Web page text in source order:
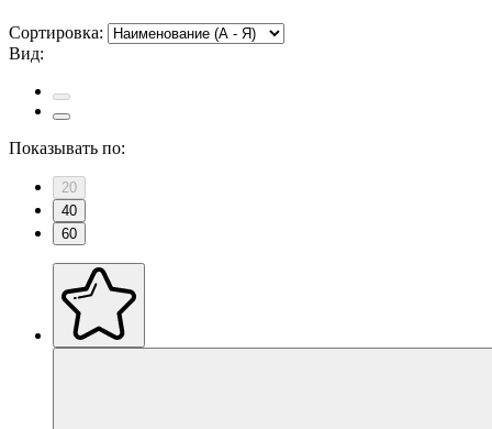
Сортировка:
Вид:
Показывать по:
20
40
60